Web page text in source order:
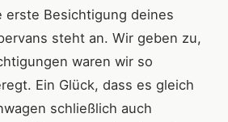
erste Besichtigung deines
steht an. Wir geben zu,
waren wir so
Ein Glück, dass es gleich
schließlich auch